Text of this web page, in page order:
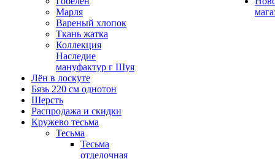
Марля
Вареный хлопок
Ткань жатка
Коллекция
Наследие
мануфактур г Шуя
Лён в лоскуте
Бязь 220 см однотон
Шерсть
Распродажа и скидки
Кружево тесьма
Тесьма
Тесьма
отделочная